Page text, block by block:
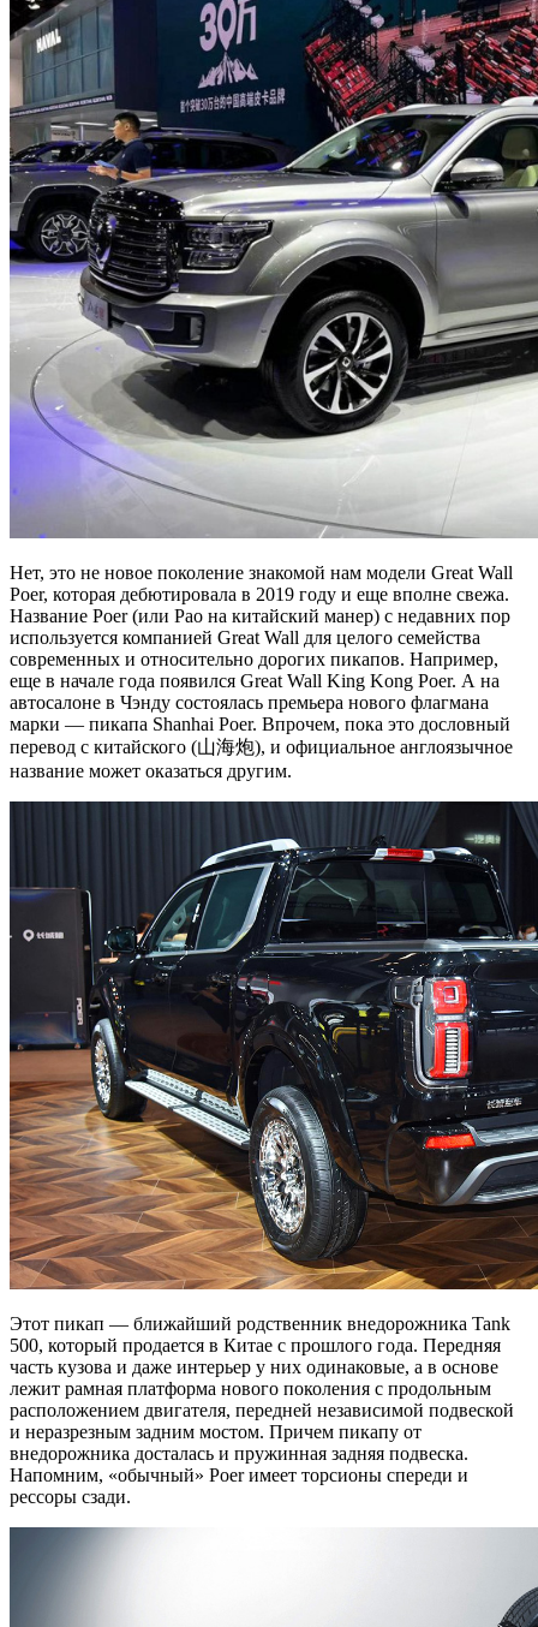
Нет, это не новое поколение знакомой нам модели Great Wall
Poer, которая дебютировала в 2019 году и еще вполне свежа.
Название Poer (или Pao на китайский манер) с недавних пор
используется компанией Great Wall для целого семейства
современных и относительно дорогих пикапов. Например,
еще в начале года появился Great Wall King Kong Poer. А на
автосалоне в Чэнду состоялась премьера нового флагмана
марки — пикапа Shanhai Poer. Впрочем, пока это дословный
перевод с китайского (山海炮), и официальное англоязычное
название может оказаться другим.
Этот пикап — ближайший родственник внедорожника Tank
500, который продается в Китае с прошлого года. Передняя
часть кузова и даже интерьер у них одинаковые, а в основе
лежит рамная платформа нового поколения с продольным
расположением двигателя, передней независимой подвеской
и неразрезным задним мостом. Причем пикапу от
внедорожника досталась и пружинная задняя подвеска.
Напомним, «обычный» Poer имеет торсионы спереди и
рессоры сзади.